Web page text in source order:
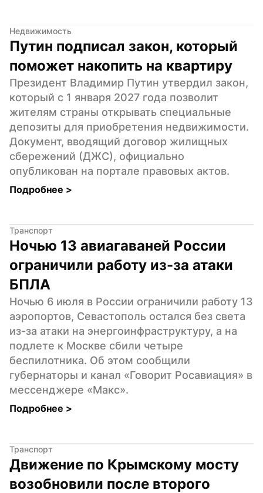
Недвижимость
Путин подписал закон, который
поможет накопить на квартиру
Президент Владимир Путин утвердил закон,
который с 1 января 2027 года позволит
жителям страны открывать специальные
депозиты для приобретения недвижимости.
Документ, вводящий договор жилищных
сбережений (ДЖС), официально
опубликован на портале правовых актов.
Подробнее >
Транспорт
Ночью 13 авиагаваней России
ограничили работу из-за атаки
БПЛА
Ночью 6 июля в России ограничили работу 13
аэропортов, Севастополь остался без света
из-за атаки на энергоинфраструктуру, а на
подлете к Москве сбили четыре
беспилотника. Об этом сообщили
губернаторы и канал «Говорит Росавиация» в
мессенджере «Макс».
Подробнее >
Транспорт
Движение по Крымскому мосту
возобновили после второго